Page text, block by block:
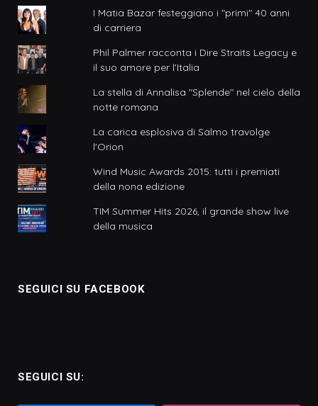
I Matia Bazar festeggiano i "primi" 40 anni
di carriera
Phil Palmer racconta i Dire Straits Legacy e
il suo amore per l'Italia
La stella di Annalisa "Splende" nel cielo della
notte romana
La carica esplosiva di Salmo travolge
l'Orion
Wind Music Awards 2015: tutti i premiati
della nona edizione
TIM Summer Hits 2026, il grande show live
della musica
SEGUICI SU FACEBOOK
SEGUICI SU: